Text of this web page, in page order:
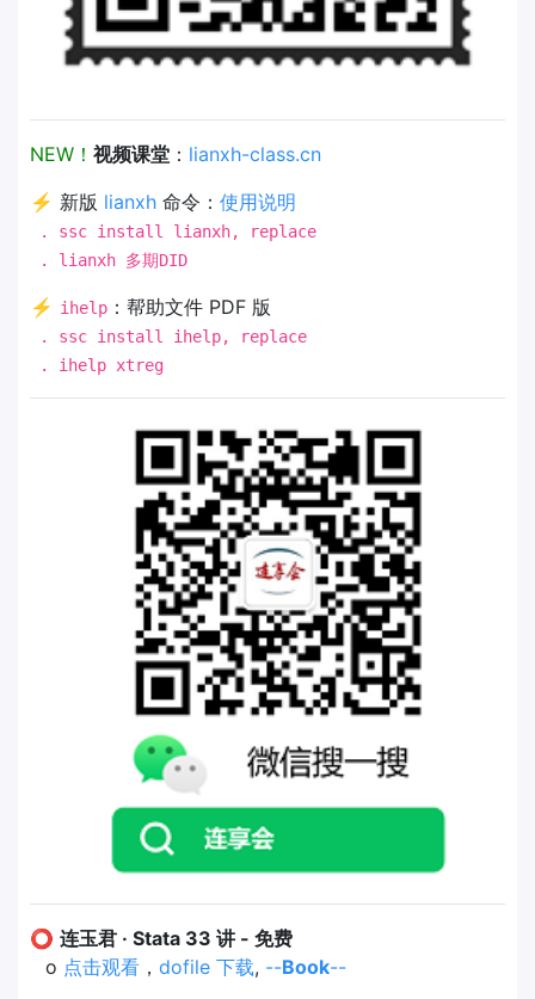
NEW！ 视频课堂 ： lianxh-class.cn
⚡ 新版 lianxh 命令： 使用说明
. ssc install lianxh, replace
. lianxh 多期DID
⚡ ihelp ：帮助文件 PDF 版
. ssc install ihelp, replace
. ihelp xtreg
⭕ 连玉君 · Stata 33 讲 - 免费
o 点击观看 ， dofile 下载, --Book--